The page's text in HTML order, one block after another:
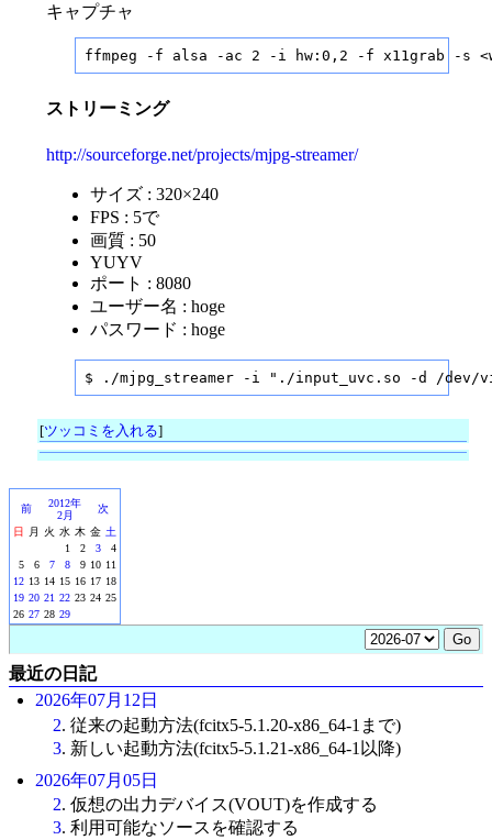
キャプチャ
ffmpeg -f alsa -ac 2 -i hw:0,2 -f x11grab -s
ストリーミング
http://sourceforge.net/projects/mjpg-streamer/
サイズ : 320×240
FPS : 5で
画質 : 50
YUYV
ポート : 8080
ユーザー名 : hoge
パスワード : hoge
$ ./mjpg_streamer -i "./input_uvc.so -d /dev/
[ツッコミを入れる]
前
2012年
2月
次
日
月 火 水 木 金 土
1
2 3
4
5
6 7 8 9 10 11
12 13 14 15 16 17 18
19 20 21 22 23 24 25
26 27 28 29
最近の日記
2026年07月12日
2. 従来の起動方法(fcitx5-5.1.20-x86_64-1まで)
3. 新しい起動方法(fcitx5-5.1.21-x86_64-1以降)
2026年07月05日
2. 仮想の出力デバイス(VOUT)を作成する
3. 利用可能なソースを確認する